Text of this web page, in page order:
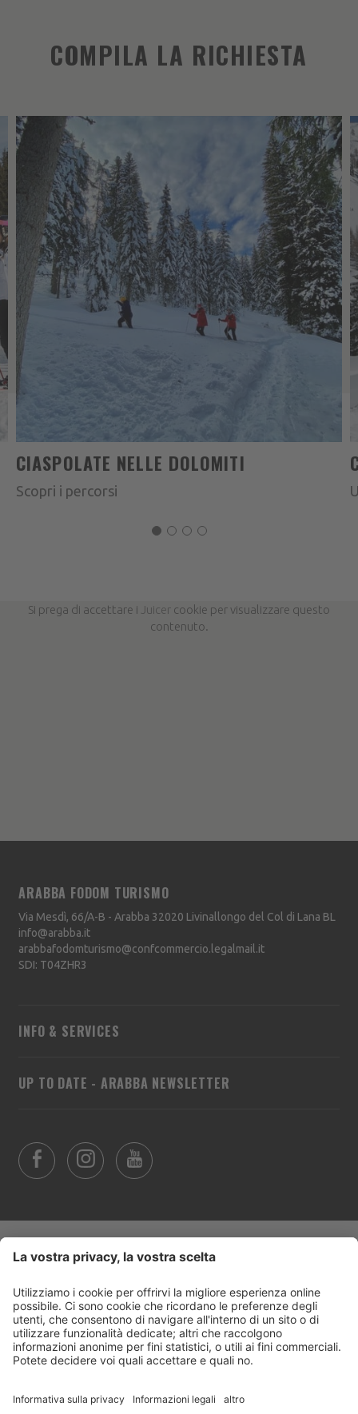
COMPILA LA RICHIESTA
CIASPOLATE NELLE DOLOMITI
Scopri i percorsi
Si prega di accettare i Juicer cookie per visualizzare questo
contenuto.
UP TO DATE - ARABBA NEWSLETTER
ARABBA FODOM TURISMO
Via Mesdì, 66/A-B - Arabba 32020 Livinallongo del Col di Lana BL
info@arabba.it
arabbafodomturismo@confcommercio.legalmail.it
SDI: T04ZHR3
INFO & SERVICES